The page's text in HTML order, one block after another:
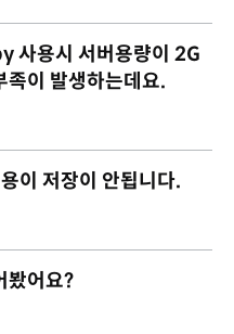
용시 서버용량이 2G
족이 발생하는데요.
이 저장이 안됩니다.
봤어요?